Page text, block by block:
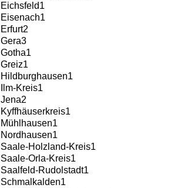
Eichsfeld1
Eisenach1
Erfurt2
Gera3
Gotha1
Greiz1
Hildburghausen1
Ilm-Kreis1
Jena2
Kyffhäuserkreis1
Mühlhausen1
Nordhausen1
Saale-Holzland-Kreis1
Saale-Orla-Kreis1
Saalfeld-Rudolstadt1
Schmalkalden1